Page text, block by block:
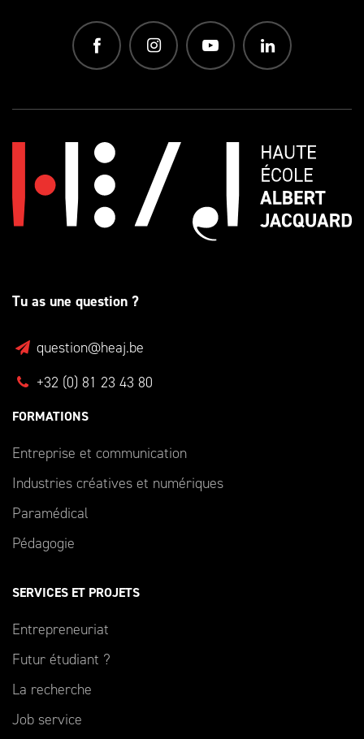
Tu as une question ?
question@heaj.be
+32 (0) 81 23 43 80
FORMATIONS
Entreprise et communication
Industries créatives et numériques
Paramédical
Pédagogie
SERVICES ET PROJETS
Entrepreneuriat
Futur étudiant ?
La recherche
Job service